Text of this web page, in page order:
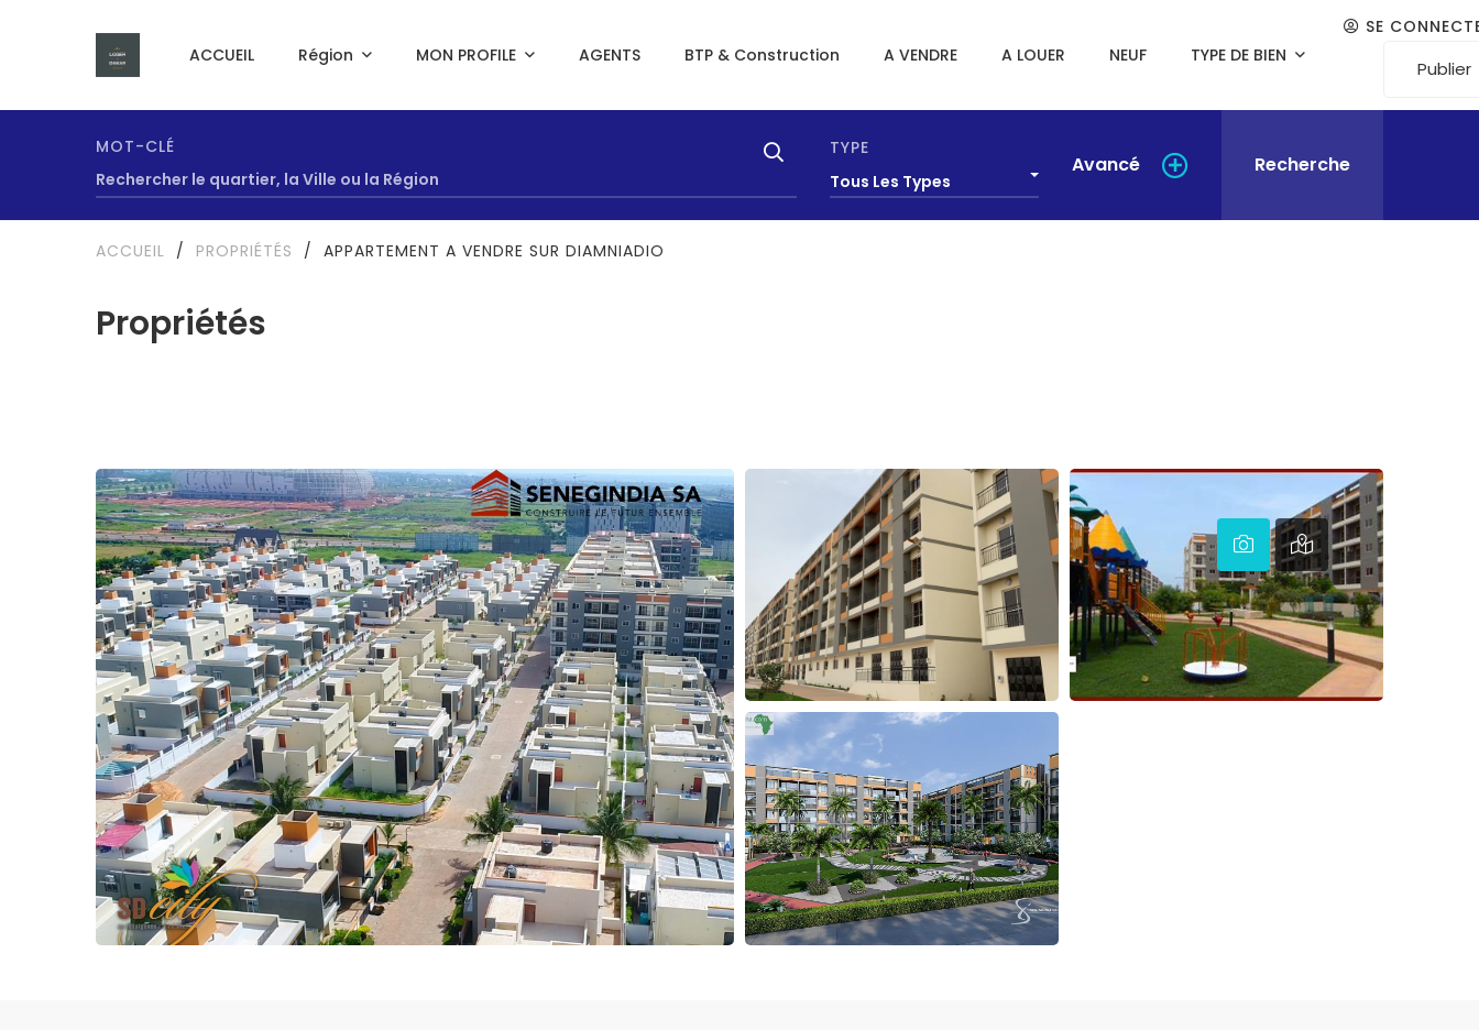
ACCUEIL Région MON PROFILE AGENTS BTP & Construction A VENDRE A LOUER NEUF TYPE DE BIEN
SE
Publier
MOT-CLÉ
TYPE
Tous Les Types
Avancé Recherche
Propriétés
ACCUEIL / PROPRIÉTÉS / APPARTEMENT A VENDRE SUR DIAMNIADIO